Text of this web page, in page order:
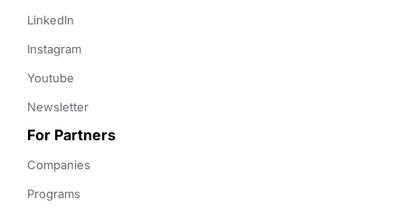
LinkedIn
Instagram
Youtube
Newsletter
For Partners
Companies
Programs